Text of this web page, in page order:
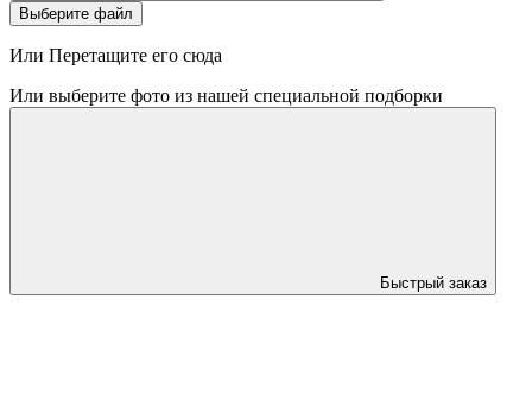
Выберите файл
Или Перетащите его сюда
Или выберите фото из нашей специальной подборки
Быстрый заказ